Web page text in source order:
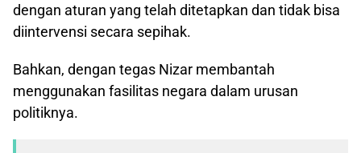
dengan aturan yang telah ditetapkan dan tidak bisa
diintervensi secara sepihak.
Bahkan, dengan tegas Nizar membantah
menggunakan fasilitas negara dalam urusan
politiknya.